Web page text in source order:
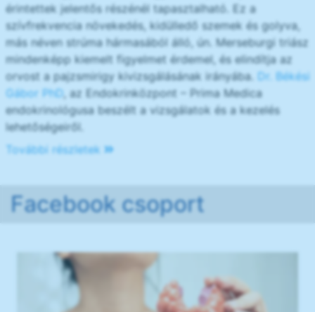
érintettek jelentős részénél tapasztalható. Ez a
szívfrekvencia növekedés, kidülledő szemek és golyva,
más néven strúma hármasából álló, ún. Merseburgi triász
mindenképp kiemelt figyelmet érdemel, és elindítja az
orvost a pajzsmirigy kivizsgálásának irányába. Dr. Békési
Gábor PhD, az Endokrinközpont – Prima Medica
endokrinológusa beszélt a vizsgálatok és a kezelés
lehetőségeiről.
További részletek
Facebook csoport